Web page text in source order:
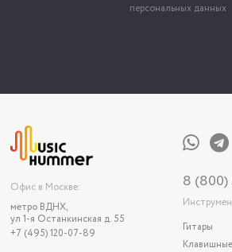
персональных данных
Офис в Москве:
метро ВДНХ,
ул 1-я Останкинская д. 55
+7 (495) 120-07-89
8 (800)
Гитары
Клавишные